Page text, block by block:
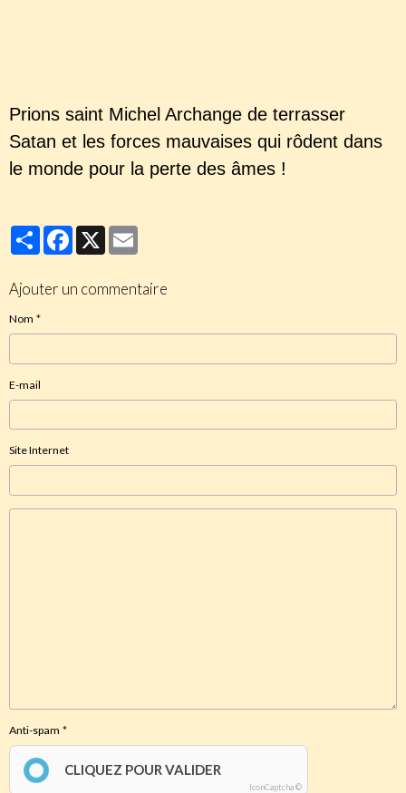
Prions saint Michel Archange de terrasser
Satan et les forces mauvaises qui rôdent dans
le monde pour la perte des âmes !
PartagerFacebook
X
Ajouter un commentaire
Nom
E-mail
Site Internet
Anti-spam
CLIQUEZ POUR VALIDER
IconCaptcha ©